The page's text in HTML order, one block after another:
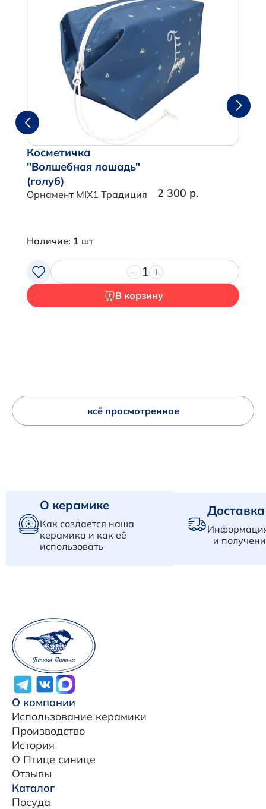
Косметичка
"Волшебная лошадь"
(голуб)
Орнамент MIX1 Традиция 2 300 р.
Наличие: 1 шт
1
В корзину
всё просмотренное
О керамике
Как создается наша
керамика и как её
использовать
и
О компании
Использование керамики
Производство
История
О Птице синице
Отзывы
Каталог
Посуда